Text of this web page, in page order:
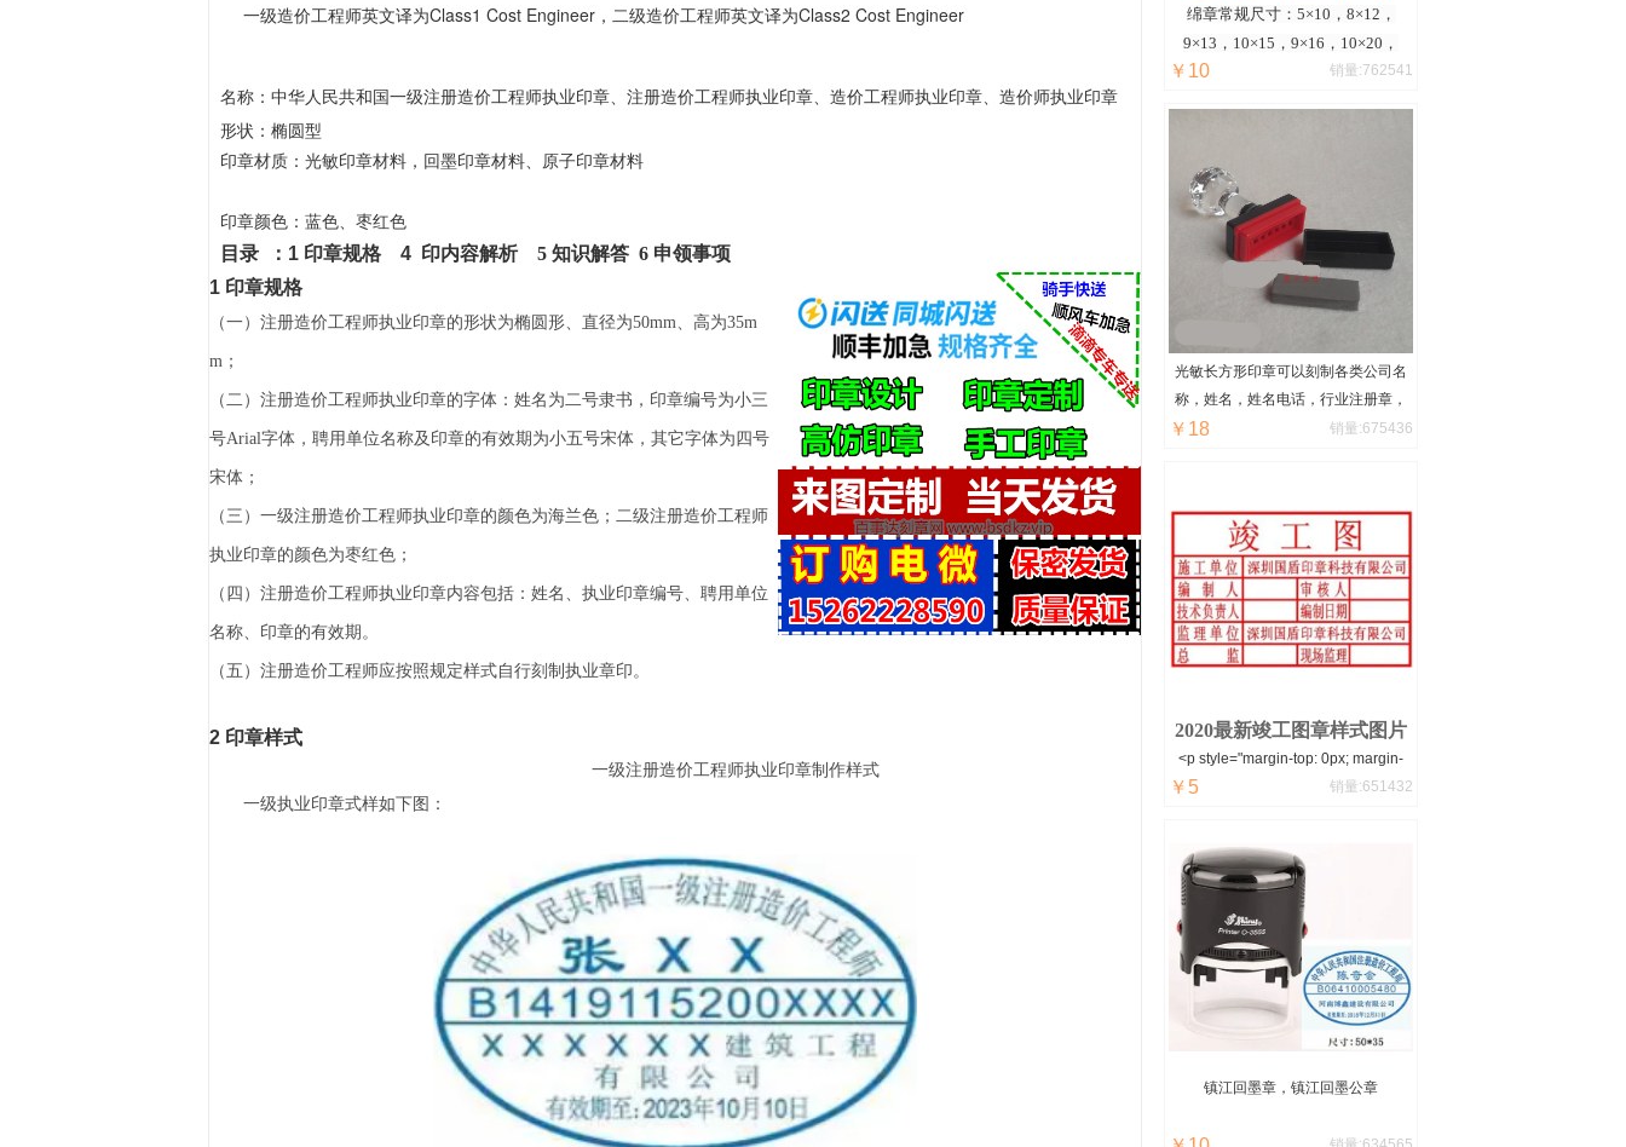
一级造价工程师英文译为Class1 Cost Engineer， 二级造价工程师英文译为Class2 Cost Engineer
名称： 中华人民共和国一级注册造价工程师执业印章、 注册造价工程师执业印章、 造价工程师执业印章、 造价师执业印章
形状： 椭圆型
印章材质：光敏印章材料，回墨印章材料、原子印章材料
印章颜色：蓝色、枣红色
目录 ：1 印章规格 4 印内容解析 5 知识解答 6 申领事项
1 印章规格
（一）注册造价工程师执业印章的形状为椭圆形、直径为50mm、高为35m
m；
（二）注册造价工程师执业印章的字体：姓名为二号隶书，印章编号为小三
号Arial字体，聘用单位名称及印章的有效期为小五号宋体，其它字体为四号
宋体；
（三）一级注册造价工程师执业印章的颜色为海兰色；二级注册造价工程师
执业印章的颜色为枣红色；
（四）注册造价工程师执业印章内容包括：姓名、执业印章编号、聘用单位
名称、印章的有效期。
（五）注册造价工程师应按照规定样式自行刻制执业章印。
2 印章样式
一级注册造价工程师执业印章制作样式
一级执业印章式样如下图：
绵章常规尺寸：5×10，8×12，
9×13，10×15，9×16，10×20，
15×20，15×25，20×30，30×40厘
￥10 销量:762541
光敏长方形印章可以刻制各类公司名
称，姓名，姓名电话，行业注册章，
出图章章，转账付讫章，复印无效
计等，橡皮章在市面上最常见的印
章，使用范围也是非常之广的，制作
出来字迹清晰，不会变型，可以使用
上十年，也可以买个印章盒，携带方
便，怎么清洗呢？用牙刷和清水慢慢
刷下就可以了。
￥18 销量:675436
2020最新竣工图章样式图片
<p style="margin-top: 0px; margin-
bottom: 0px; padding: 0px; word-
102, 102); font-family: "microsoft
yahei
￥5 销量:651432
镇江回墨章， 镇江回墨公章